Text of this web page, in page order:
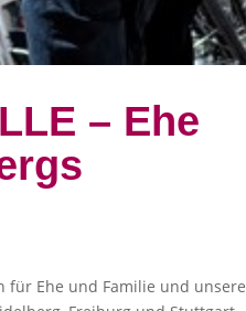
– Ehe
für Ehe und Familie und unsere